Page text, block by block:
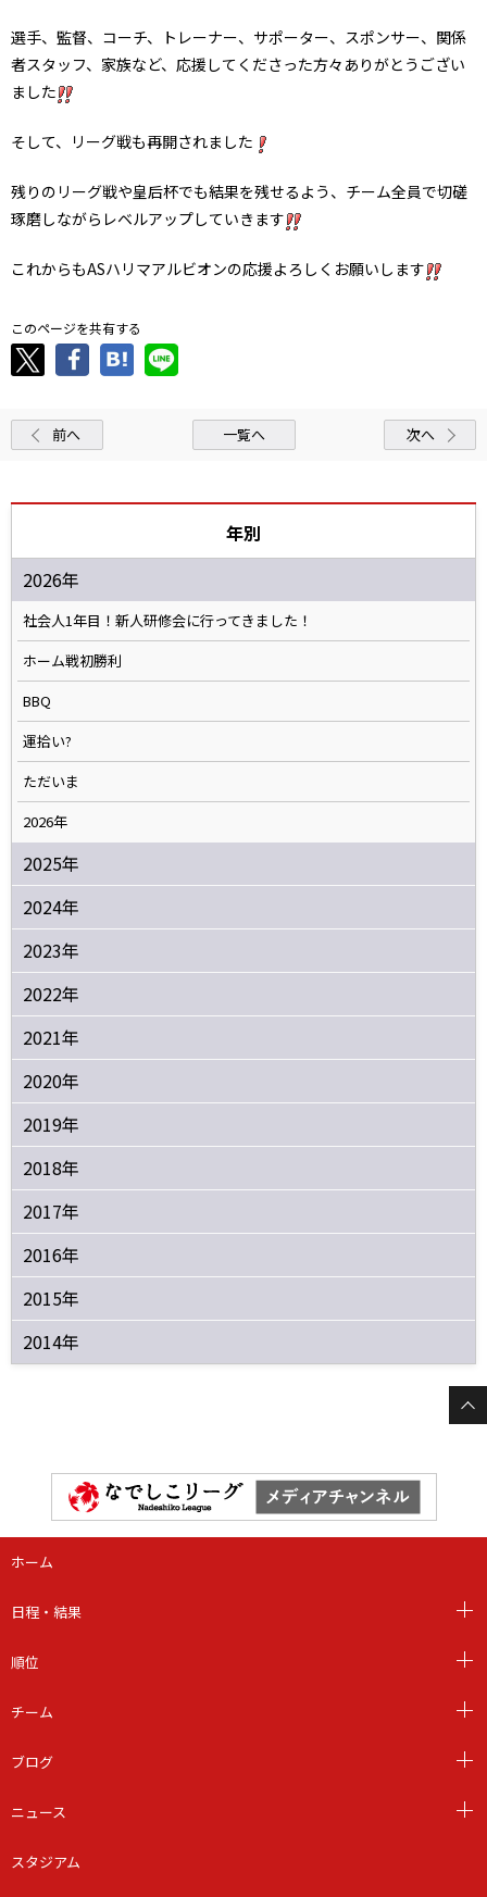
選手、監督、コーチ、トレーナー、サポーター、スポンサー、関係
者スタッフ、家族など、応援してくださった方々ありがとうござい
ました
そして、リーグ戦も再開されました
残りのリーグ戦や皇后杯でも結果を残せるよう、チーム全員で切磋
琢磨しながらレベルアップしていきます
これからもASハリマアルビオンの応援よろしくお願いします
このページを共有する
前へ 一覧へ 次へ
年別
2026年
社会人1年目！新人研修会に行ってきました！
ホーム戦初勝利
BBQ
運拾い?
ただいま
2026年
2025年
2024年
2023年
2022年
2021年
2020年
2019年
2018年
2017年
2016年
2015年
2014年
ホーム
日程・結果
順位
チーム
ブログ
ニュース
スタジアム